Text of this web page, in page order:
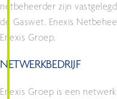
netbeheerder zijn
de Gaswet. Enexis
Enexis Groep.
NETWERKBEDRIJF
Enexis Groep is een